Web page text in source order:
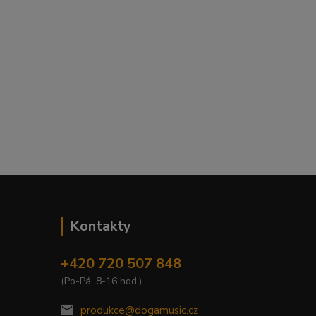
Kontakty
+420 720 507 848
(Po-Pá, 8-16 hod.)
produkce@dogamusic.cz